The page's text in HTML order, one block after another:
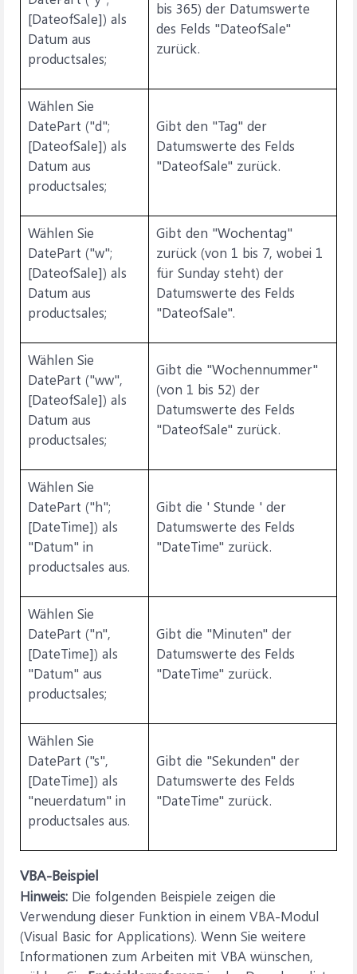
[DateofSale]) als
Datum aus
productsales;
bis 365) der Datumswerte
des Felds "DateofSale"
zurück.
Wählen Sie
DatePart ("d";
[DateofSale]) als
Datum aus
productsales;
Gibt den "Tag" der
Datumswerte des Felds
"DateofSale" zurück.
Wählen Sie
DatePart ("w";
[DateofSale]) als
Datum aus
productsales;
Gibt den "Wochentag"
zurück (von 1 bis 7, wobei 1
für Sunday steht) der
Datumswerte des Felds
"DateofSale".
Wählen Sie
DatePart ("ww",
[DateofSale]) als
Datum aus
productsales;
Gibt die "Wochennummer"
(von 1 bis 52) der
Datumswerte des Felds
"DateofSale" zurück.
Wählen Sie
DatePart ("h";
[DateTime]) als
"Datum" in
productsales aus.
Gibt die ' Stunde ' der
Datumswerte des Felds
"DateTime" zurück.
Wählen Sie
DatePart ("n",
[DateTime]) als
"Datum" aus
productsales;
Gibt die "Minuten" der
Datumswerte des Felds
"DateTime" zurück.
Wählen Sie
DatePart ("s",
[DateTime]) als
"neuerdatum" in
productsales aus.
Gibt die "Sekunden" der
Datumswerte des Felds
"DateTime" zurück.
VBA-Beispiel
Hinweis: Die folgenden Beispiele zeigen die
Verwendung dieser Funktion in einem VBA-Modul
(Visual Basic for Applications). Wenn Sie weitere
Informationen zum Arbeiten mit VBA wünschen,